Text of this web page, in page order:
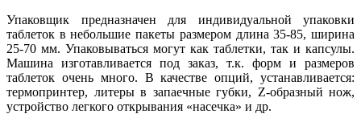
Упаковщик предназначен для индивидуальной упаковки
таблеток в небольшие пакеты размером длина 35-85, ширина
25-70 мм. Упаковываться могут как таблетки, так и капсулы.
Машина изготавливается под заказ, т.к. форм и размеров
таблеток очень много. В качестве опций, устанавливается:
термопринтер, литеры в запаечные губки, Z-образный нож,
устройство легкого открывания «насечка» и др.